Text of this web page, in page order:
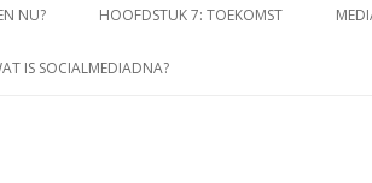
NU? HOOFDSTUK 7: TOEKOMST
IS SOCIALMEDIADNA?